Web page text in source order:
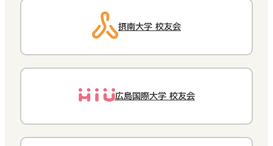
摂南大学 校友会
広島国際大学 校友会